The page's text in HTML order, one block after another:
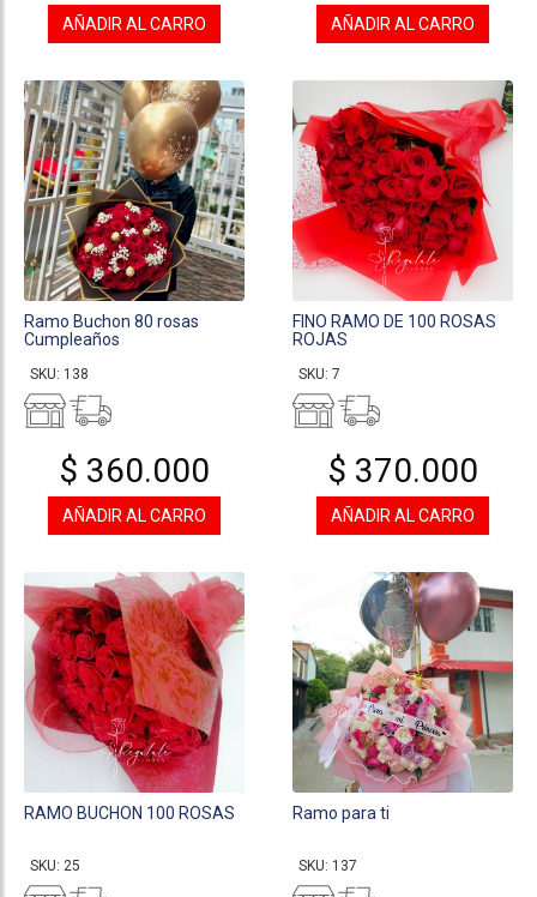
AÑADIR AL CARRO AÑADIR AL CARRO
Ramo Buchon 80 rosas
Cumpleaños
SKU: 138
$ 360.000
AÑADIR AL CARRO
FINO RAMO DE 100 ROSAS
ROJAS
SKU: 7
$ 370.000
AÑADIR AL CARRO
RAMO BUCHON 100 ROSAS
SKU: 25
Ramo para ti
SKU: 137